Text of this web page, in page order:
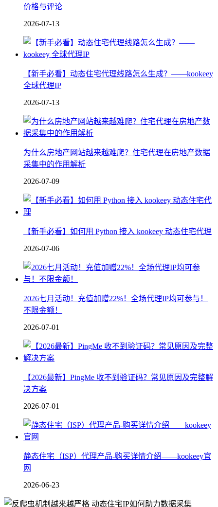
价格与评论
2026-07-13
【新手必看】动态住宅代理线路怎么生成？——kookeey
全球代理IP
2026-07-13
为什么房地产网站越来越难爬？住宅代理在房地产数据
采集中的作用解析
2026-07-09
【新手必看】如何用 Python 接入 kookeey 动态住宅代理
2026-07-06
2026七月活动！充值加赠22%！全场代理IP均可参与！
不限金额！
2026-07-01
【2026最新】PingMe 收不到验证码？常见原因及完整解
决方案
2026-07-01
静态住宅（ISP）代理产品-购买详情介绍——kookeey官
网
2026-06-23